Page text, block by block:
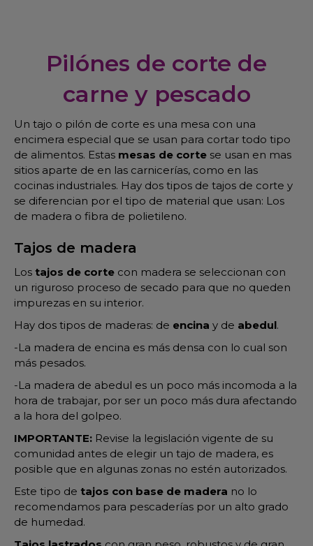
Pilónes de corte de
carne y pescado
Un tajo o pilón de corte es una mesa con una
encimera especial que se usan para cortar todo tipo
de alimentos. Estas mesas de corte se usan en mas
sitios aparte de en las carnicerías, como en las
cocinas industriales. Hay dos tipos de tajos de corte y
se diferencian por el tipo de material que usan: Los
de madera o fibra de polietileno.
Tajos de madera
Los tajos de corte con madera se seleccionan con
un riguroso proceso de secado para que no queden
impurezas en su interior.
Hay dos tipos de maderas: de encina y de abedul.
-La madera de encina es más densa con lo cual son
más pesados.
-La madera de abedul es un poco más incomoda a la
hora de trabajar, por ser un poco más dura afectando
a la hora del golpeo.
IMPORTANTE: Revise la legislación vigente de su
comunidad antes de elegir un tajo de madera, es
posible que en algunas zonas no estén autorizados.
Este tipo de tajos con base de madera no lo
recomendamos para pescaderías por un alto grado
de humedad.